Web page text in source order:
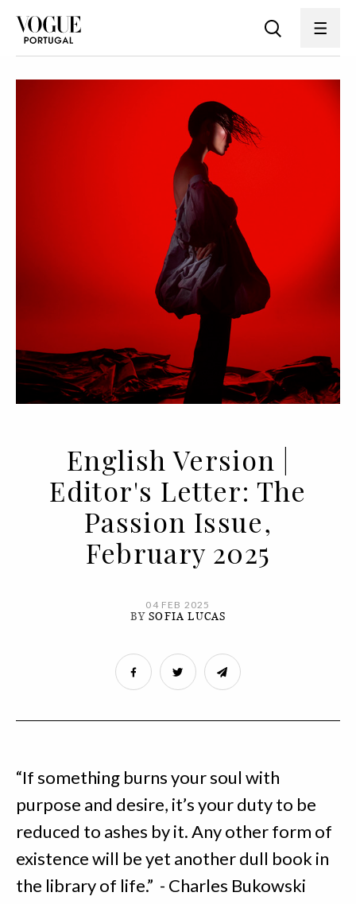
English Version |
Editor's Letter: The
Passion Issue,
February 2025
04 FEB 2025
BYSOFIA LUCAS
“If something burns your soul with
purpose and desire, it’s your duty to be
reduced to ashes by it. Any other form of
existence will be yet another dull book in
the library of life.” - Charles Bukowski